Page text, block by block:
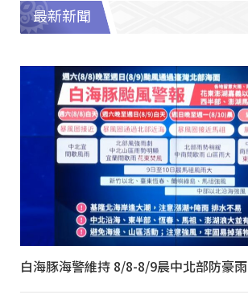
最新新聞
白海豚海警維持 8/8-8/9晨中北部防豪雨